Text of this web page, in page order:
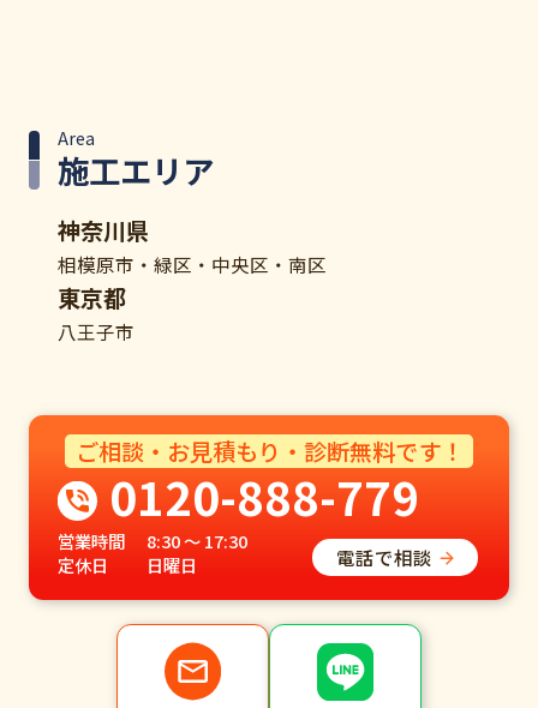
施工エリア
Area
神奈川県
相模原市・緑区・中央区・南区
東京都
八王子市
ご相談・お見積もり・診断無料です！
0120-888-779
営業時間
8:30 ～ 17:30
定休日
日曜日 電話で相談